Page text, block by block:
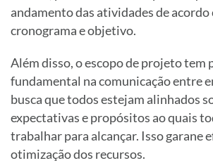
andamento das atividades de acordo
cronograma e objetivo.
Além disso, o escopo de projeto tem
fundamental na comunicação entre
busca que todos estejam alinhados
expectativas e propósitos ao quais
trabalhar para alcançar. Isso garane
otimização dos recursos.